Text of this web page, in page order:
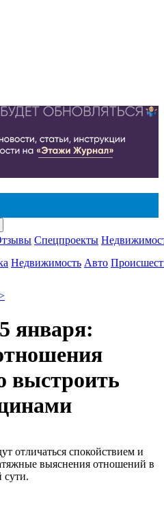
Спецпроекты
Недвижимость Авто
января:
выстроить
отличаться спокойствием и
выяснения отношений в
сути.